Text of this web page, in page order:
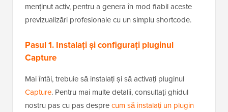
menținut activ, pentru a genera în mod fiabil aceste
previzualizări profesionale cu un simplu shortcode.
Pasul 1. Instalați și configurați pluginul
Capture
Mai întâi, trebuie să instalați și să activați pluginul
Capture. Pentru mai multe detalii, consultați ghidul
nostru pas cu pas desprecum să instalați un plugin